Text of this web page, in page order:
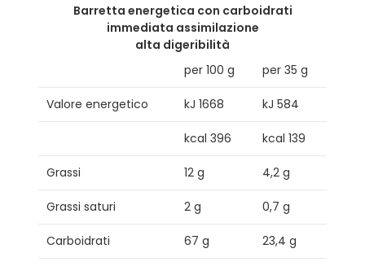
Barretta energetica con carboidrati
immediata assimilazione
alta digeribilità
per 100 g
per 35 g
Valore energetico kJ 1668 kJ 584
kcal 396 kcal 139
Grassi 12 g 4,2 g
Grassi saturi 2 g 0,7 g
Carboidrati 67 g 23,4 g